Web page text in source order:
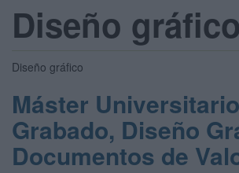
Diseño gráfico
Diseño gráfico
Máster
Grabado, Diseño
Documentos de